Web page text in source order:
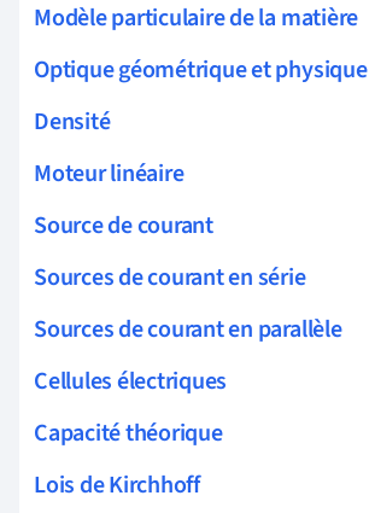
Modèle particulaire de la matière
Optique géométrique et physique
Densité
Moteur linéaire
Source de courant
Sources de courant en série
Sources de courant en parallèle
Cellules électriques
Capacité théorique
Lois de Kirchhoff